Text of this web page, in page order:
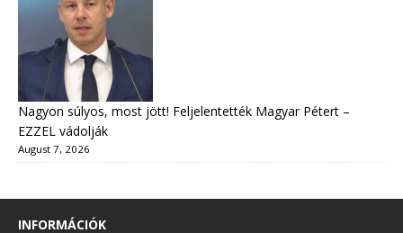
Nagyon súlyos, most jött! Feljelentették Magyar Pétert –
EZZEL vádolják
August 7, 2026
INFORMÁCIÓK